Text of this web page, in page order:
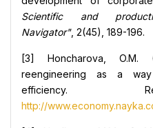
Scientific and
Navigator", 2(45), 189-196.
[3] Honcharova, O.M.
reengineering as a
efficiency.
http://